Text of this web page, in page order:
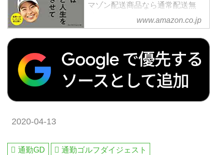
マゾン配送商品なら通常配送無
www.amazon.co.jp
2020-04-13
通勤GD
通勤ゴルフダイジェスト